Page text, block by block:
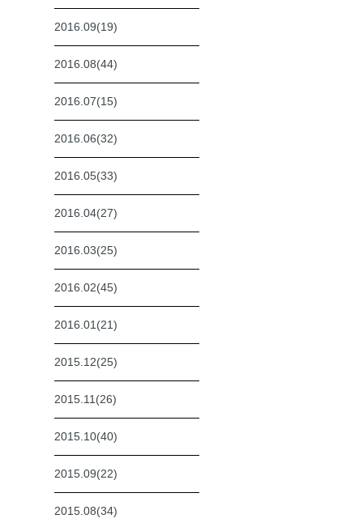
2016.09(19)
2016.08(44)
2016.07(15)
2016.06(32)
2016.05(33)
2016.04(27)
2016.03(25)
2016.02(45)
2016.01(21)
2015.12(25)
2015.11(26)
2015.10(40)
2015.09(22)
2015.08(34)